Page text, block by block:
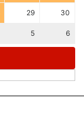
29 30
5 6